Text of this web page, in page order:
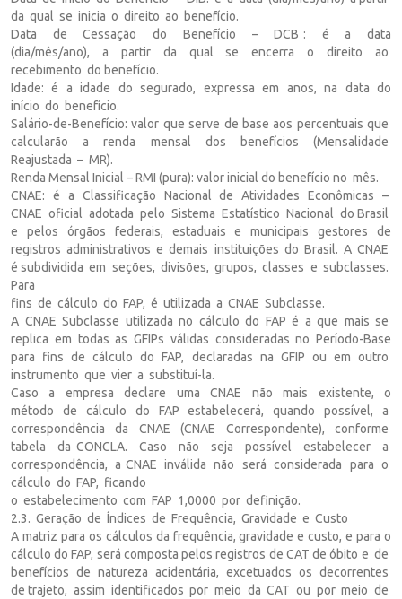
da qual se inicia o direito ao benefício.
Data de Cessação do Benefício – DCB : é a data
(dia/mês/ano), a partir da qual se encerra o direito ao
recebimento do benefício.
Idade: é a idade do segurado, expressa em anos, na data do
início do benefício.
Salário-de-Benefício: valor que serve de base aos percentuais que
calcularão a renda mensal dos benefícios (Mensalidade
Reajustada – MR).
Renda Mensal Inicial – RMI (pura): valor inicial do benefício no mês.
CNAE: é a Classificação Nacional de Atividades Econômicas –
CNAE oficial adotada pelo Sistema Estatístico Nacional do Brasil
e pelos órgãos federais, estaduais e municipais gestores de
registros administrativos e demais instituições do Brasil. A CNAE
é subdividida em seções, divisões, grupos, classes e subclasses.
Para
fins de cálculo do FAP, é utilizada a CNAE Subclasse.
A CNAE Subclasse utilizada no cálculo do FAP é a que mais se
replica em todas as GFIPs válidas consideradas no Período-Base
para fins de cálculo do FAP, declaradas na GFIP ou em outro
instrumento que vier a substituí-la.
Caso a empresa declare uma CNAE não mais existente, o
método de cálculo do FAP estabelecerá, quando possível, a
correspondência da CNAE (CNAE Correspondente), conforme
tabela da CONCLA. Caso não seja possível estabelecer a
correspondência, a CNAE inválida não será considerada para o
cálculo do FAP, ficando
o estabelecimento com FAP 1,0000 por definição.
2.3. Geração de Índices de Frequência, Gravidade e Custo
A matriz para os cálculos da frequência, gravidade e custo, e para o
cálculo do FAP, será composta pelos registros de CAT de óbito e de
benefícios de natureza acidentária, excetuados os decorrentes
de trajeto, assim identificados por meio da CAT ou por meio de